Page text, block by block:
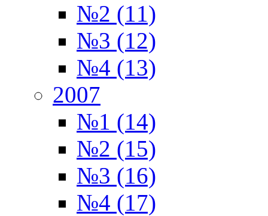
№2 (11)
№3 (12)
№4 (13)
2007
№1 (14)
№2 (15)
№3 (16)
№4 (17)